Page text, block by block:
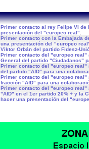
Primer contacto al rey Felipe VI de
presentación del "europeo real"
Primer contacto con la Embajada
una presentación del "europeo
Viktor Orbán del partido Fidesz-
Primer contacto del "europeo real"
General del partido "Ciudadanos"
Primer contacto del "europeo real"
del partido "AfD" para una
Primer contacto del "europeo real"
fracción "AfD" para una
Primer contacto del "europeo real"
"AfD" en el 1er partido 20% + y la
hacer una presentación del